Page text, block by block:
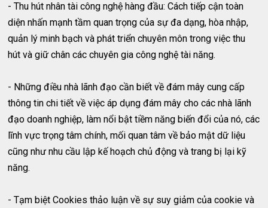
- Thu hút nhân tài công nghệ hàng đầu: Cách tiếp cận toàn
diện nhấn mạnh tầm quan trọng của sự đa dạng, hòa nhập,
quản lý minh bạch và phát triển chuyên môn trong việc thu
hút và giữ chân các chuyên gia công nghệ tài năng.
- Những điều nhà lãnh đạo cần biết về đám mây cung cấp
thông tin chi tiết về việc áp dụng đám mây cho các nhà lãnh
đạo doanh nghiệp, làm nổi bật tiềm năng biến đổi của nó, các
lĩnh vực trọng tâm chính, mối quan tâm về bảo mật dữ liệu
cũng như nhu cầu lập kế hoạch chủ động và trang bị lại kỹ
năng.
- Tạm biệt Cookies thảo luận về sự suy giảm của cookie và